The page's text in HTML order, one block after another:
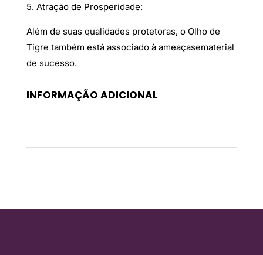
5. Atração de Prosperidade:
Além de suas qualidades protetoras, o Olho de
Tigre também está associado à ameaçasematerial
de sucesso.
INFORMAÇÃO ADICIONAL